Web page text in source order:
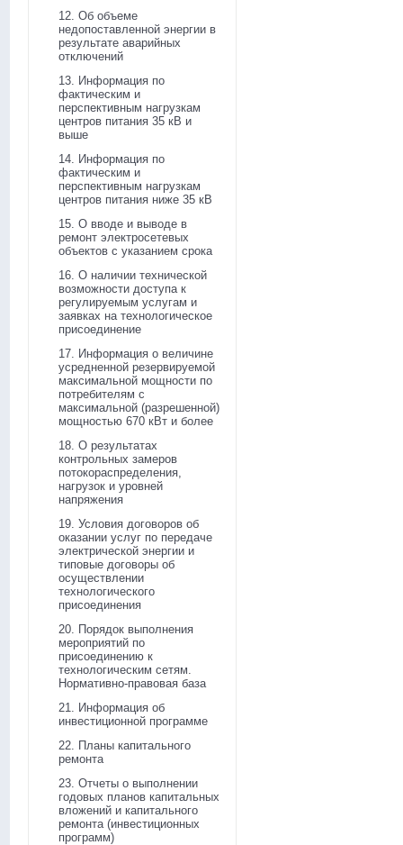
12. Об объеме
недопоставленной энергии в
результате аварийных
отключений
13. Информация по
фактическим и
перспективным нагрузкам
центров питания 35 кВ и
выше
14. Информация по
фактическим и
перспективным нагрузкам
центров питания ниже 35 кВ
15. О вводе и выводе в
ремонт электросетевых
объектов с указанием срока
16. О наличии технической
возможности доступа к
регулируемым услугам и
заявках на технологическое
присоединение
17. Информация о величине
усредненной резервируемой
максимальной мощности по
потребителям с
максимальной (разрешенной)
мощностью 670 кВт и более
18. О результатах
контрольных замеров
потокораспределения,
нагрузок и уровней
напряжения
19. Условия договоров об
оказании услуг по передаче
электрической энергии и
типовые договоры об
осуществлении
технологического
присоединения
20. Порядок выполнения
мероприятий по
присоединению к
технологическим сетям.
Нормативно-правовая база
21. Информация об
инвестиционной программе
22. Планы капитального
ремонта
23. Отчеты о выполнении
годовых планов капитальных
вложений и капитального
ремонта (инвестиционных
программ)